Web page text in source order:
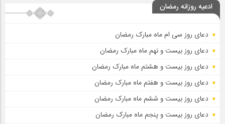
ادعیه روزانه رمضان
دعای روز سی ام ماه مبارک رمضان
دعای روز بیست و نهم ماه مبارک رمضان
دعای روز بیست و هشتم ماه مبارک رمضان
دعای روز بیست و هفتم ماه مبارک رمضان
دعای روز بیست و ششم ماه مبارک رمضان
دعای روز بیست و پنجم ماه مبارک رمضان